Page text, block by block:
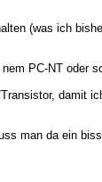
(was ich
PC-NT oder
damit
man da ein